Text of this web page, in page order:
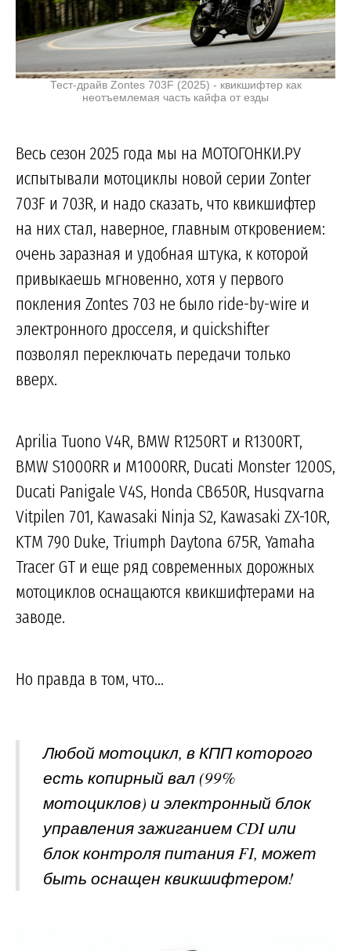
Тест-драйв Zontes 703F (2025) - квикшифтер как
неотъемлемая часть кайфа от езды
Весь сезон 2025 года мы на МОТОГОНКИ.РУ
испытывали мотоциклы новой серии Zonter
703F и 703R, и надо сказать, что квикшифтер
на них стал, наверное, главным откровением:
очень заразная и удобная штука, к которой
привыкаешь мгновенно, хотя у первого
покления Zontes 703 не было ride-by-wire и
электронного дросселя, и quickshifter
позволял переключать передачи только
вверх.
Aprilia Tuono V4R, BMW R1250RT и R1300RT,
BMW S1000RR и M1000RR, Ducati Monster 1200S,
Ducati Panigale V4S, Honda CB650R, Husqvarna
Vitpilen 701, Kawasaki Ninja S2, Kawasaki ZX-10R,
KTM 790 Duke, Triumph Daytona 675R, Yamaha
Tracer GT и еще ряд современных дорожных
мотоциклов оснащаются квикшифтерами на
заводе.
Но правда в том, что...
Любой мотоцикл, в КПП которого
есть копирный вал (99%
мотоциклов) и электронный блок
управления зажиганием CDI или
блок контроля питания FI, может
быть оснащен квикшифтером!